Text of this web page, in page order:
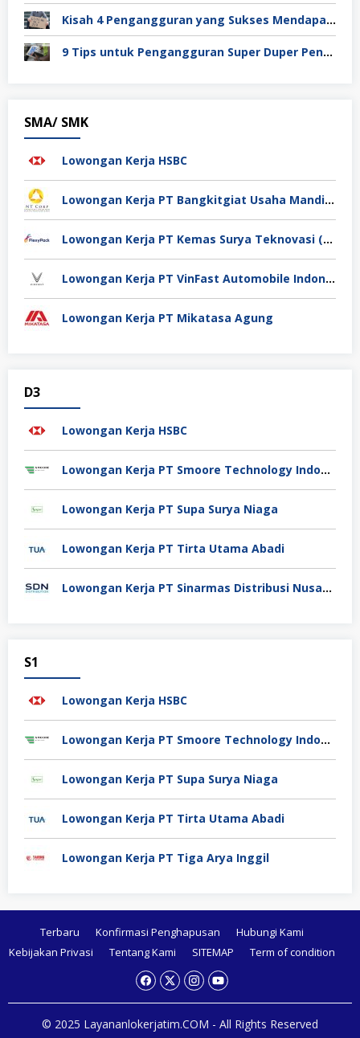
Kisah 4 Pengangguran yang Sukses Mendapat Kerja
9 Tips untuk Pengangguran Super Duper Penting
SMA/ SMK
Lowongan Kerja HSBC
Lowongan Kerja PT Bangkitgiat Usaha Mandiri (NT Corp)
Lowongan Kerja PT Kemas Surya Teknovasi (FlexyPack)
Lowongan Kerja PT VinFast Automobile Indonesia
Lowongan Kerja PT Mikatasa Agung
D3
Lowongan Kerja HSBC
Lowongan Kerja PT Smoore Technology Indonesia
Lowongan Kerja PT Supa Surya Niaga
Lowongan Kerja PT Tirta Utama Abadi
Lowongan Kerja PT Sinarmas Distribusi Nusantara
S1
Lowongan Kerja HSBC
Lowongan Kerja PT Smoore Technology Indonesia
Lowongan Kerja PT Supa Surya Niaga
Lowongan Kerja PT Tirta Utama Abadi
Lowongan Kerja PT Tiga Arya Inggil
Terbaru Konfirmasi Penghapusan
Hubungi Kami
Kebijakan Privasi
Tentang Kami SITEMAP Term of condition
© 2025 Layananlokerjatim.COM - All Rights Reserved